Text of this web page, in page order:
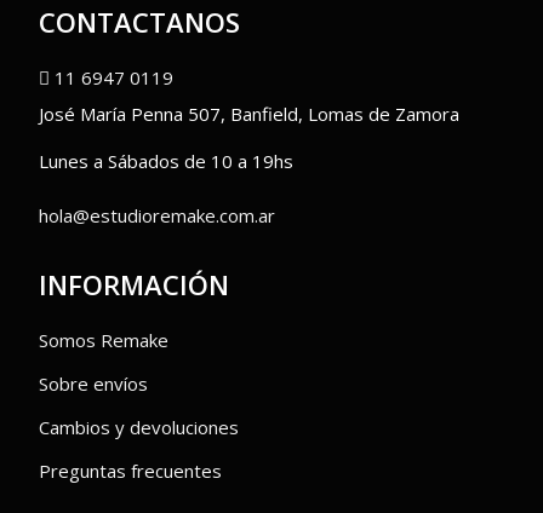
CONTACTANOS
11 6947 0119
José María Penna 507, Banfield, Lomas de Zamora
Lunes a Sábados de 10 a 19hs
hola@estudioremake.com.ar
INFORMACIÓN
Somos Remake
Sobre envíos
Cambios y devoluciones
Preguntas frecuentes